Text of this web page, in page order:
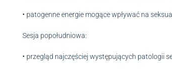
• patogenne energie mogące wpływać na
Sesja popołudniowa:
• przegląd najczęściej występujących patologii